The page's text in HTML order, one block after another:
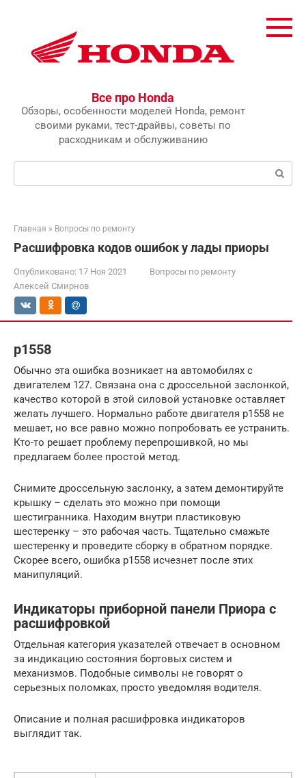
Все про Honda
Обзоры, особенности моделей Honda, ремонт
своими руками, тест-драйвы, советы по
расходникам и обслуживанию
Главная » Вопросы по ремонту
Расшифровка кодов ошибок у лады приоры
Опубликовано: 17 Ноя 2021
Вопросы по ремонту
Алексей Смирнов
p1558
Обычно эта ошибка возникает на автомобилях с
двигателем 127. Связана она с дроссельной заслонкой,
качество которой в этой силовой установке оставляет
желать лучшего. Нормально работе двигателя p1558 не
мешает, но все равно можно попробовать ее устранить.
Кто-то решает проблему перепрошивкой, но мы
предлагаем более простой метод.
Снимите дроссельную заслонку, а затем демонтируйте
крышку – сделать это можно при помощи
шестигранника. Находим внутри пластиковую
шестеренку – это рабочая часть. Тщательно смажьте
шестеренку и проведите сборку в обратном порядке.
Скорее всего, ошибка p1558 исчезнет после этих
манипуляций.
Индикаторы приборной панели Приора с
расшифровкой
Отдельная категория указателей отвечает в основном
за индикацию состояния бортовых систем и
механизмов. Подобные символы не говорят о
серьезных поломках, просто уведомляя водителя.
Описание и полная расшифровка индикаторов
выглядит так.